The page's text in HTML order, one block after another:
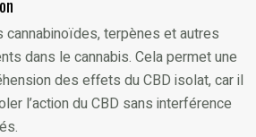
cannabinoïdes, terpènes et autres
dans le cannabis. Cela permet une
des effets du CBD isolat, car il
l’action du CBD sans interférence